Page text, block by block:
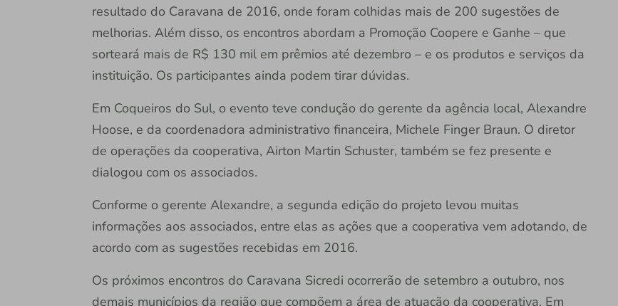
resultado do Caravana de 2016, onde foram colhidas mais de 200 sugestões de
melhorias. Além disso, os encontros abordam a Promoção Coopere e Ganhe – que
sorteará mais de R$ 130 mil em prêmios até dezembro – e os produtos e serviços da
instituição. Os participantes ainda podem tirar dúvidas.
Em Coqueiros do Sul, o evento teve condução do gerente da agência local, Alexandre
Hoose, e da coordenadora administrativo financeira, Michele Finger Braun. O diretor
de operações da cooperativa, Airton Martin Schuster, também se fez presente e
dialogou com os associados.
Conforme o gerente Alexandre, a segunda edição do projeto levou muitas
informações aos associados, entre elas as ações que a cooperativa vem adotando, de
acordo com as sugestões recebidas em 2016.
Os próximos encontros do Caravana Sicredi ocorrerão de setembro a outubro, nos
demais municípios da região que compõem a área de atuação da cooperativa. Em